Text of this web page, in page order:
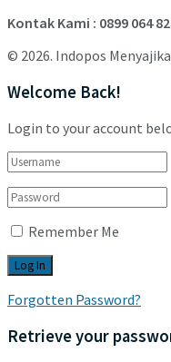
Kontak Kami : 0899 064
© 2026. Indopos
Welcome Back!
Login to your account
Remember Me
Forgotten Password?
Retrieve your